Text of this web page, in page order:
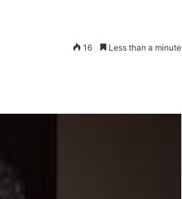
16 Less than a minute